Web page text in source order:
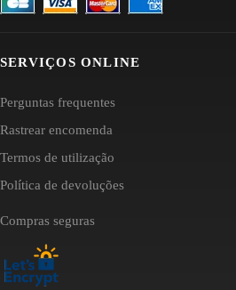
SERVIÇOS ONLINE
Perguntas frequentes
Rastrear encomenda
Termos de utilização
Política de devoluções
Compras seguras